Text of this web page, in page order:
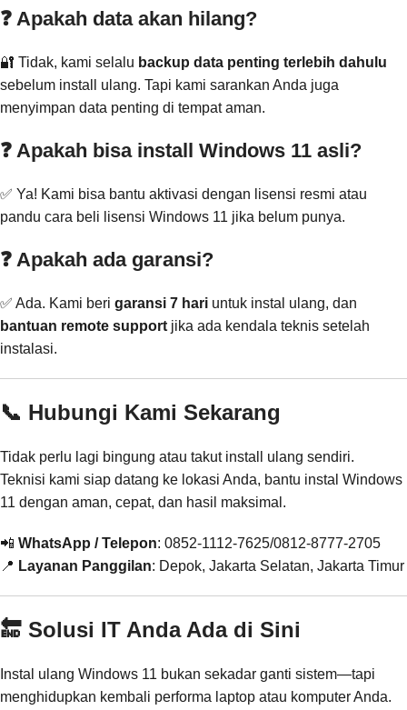
❓ Apakah data akan hilang?
🔐 Tidak, kami selalu backup data penting terlebih dahulu
sebelum install ulang. Tapi kami sarankan Anda juga
menyimpan data penting di tempat aman.
❓ Apakah bisa install Windows 11 asli?
✅ Ya! Kami bisa bantu aktivasi dengan lisensi resmi atau
pandu cara beli lisensi Windows 11 jika belum punya.
❓ Apakah ada garansi?
✅ Ada. Kami beri garansi 7 hari untuk instal ulang, dan
bantuan remote support jika ada kendala teknis setelah
instalasi.
📞 Hubungi Kami Sekarang
Tidak perlu lagi bingung atau takut install ulang sendiri.
Teknisi kami siap datang ke lokasi Anda, bantu instal Windows
11 dengan aman, cepat, dan hasil maksimal.
📲 WhatsApp / Telepon: 0852-1112-7625/0812-8777-2705
📍 Layanan Panggilan: Depok, Jakarta Selatan, Jakarta Timur
🔚 Solusi IT Anda Ada di Sini
Instal ulang Windows 11 bukan sekadar ganti sistem—tapi
menghidupkan kembali performa laptop atau komputer Anda.